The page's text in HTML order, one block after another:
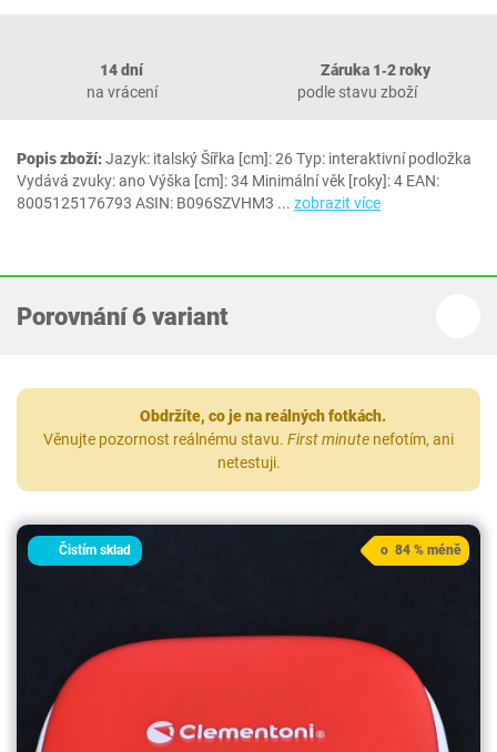
14 dní
na vrácení
Záruka 1‐2 roky
podle stavu zboží
Popis zboží:Jazyk: italský Šířka [cm]: 26 Typ: interaktivní podložka
Vydává zvuky: ano Výška [cm]: 34 Minimální věk [roky]: 4 EAN:
8005125176793 ASIN: B096SZVHM3 ... zobrazit více
Porovnání 6 variant
Obdržíte, co je na reálných fotkách.
Věnujte pozornost reálnému stavu. First minute nefotím, ani
netestuji.
Čistím sklad o 84 % méně